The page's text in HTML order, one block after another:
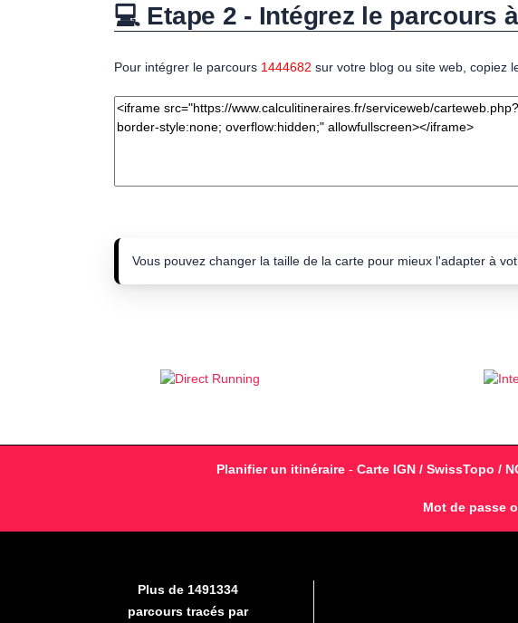
💻 Etape 2 - Intégrez le parcours
Pour intégrer le parcours 1444682 sur votre blog ou site web, copiez
Vous pouvez changer la taille de la carte pour mieux l'adapter à
Planifier un itinéraire - Carte IGN / SwissTopo /
Mot de passe
Plus de 1491334
parcours tracés par